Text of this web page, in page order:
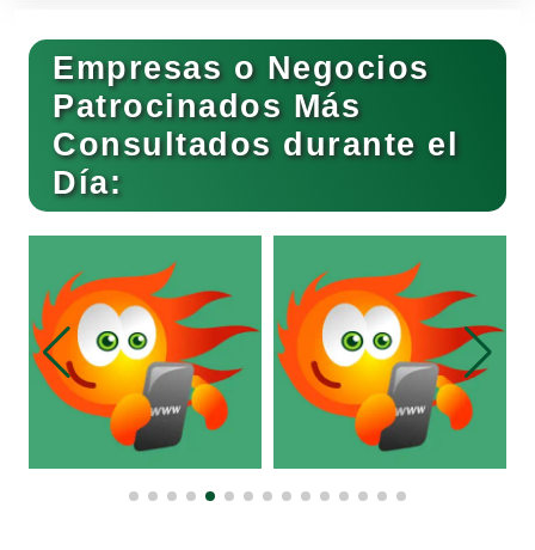
Agua Purificada
Aire Acondicionado
Alarmas
Albercas
Alimentos
Empresas o Negocios
Patrocinados Más
Consultados durante el
Día: